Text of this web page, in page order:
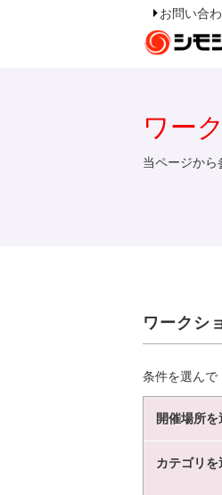
お問い合
ワー
当ページから
ワークシ
条件を選んで
開催場所を
カテゴリを